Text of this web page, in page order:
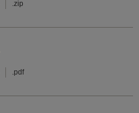
.zip
.pdf